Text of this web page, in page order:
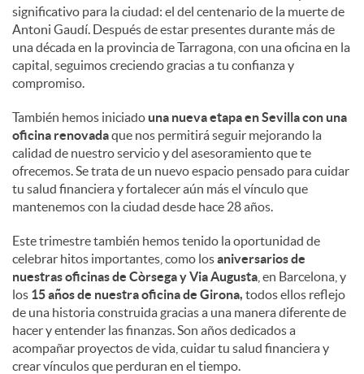
significativo para la ciudad: el del centenario de la muerte de
Antoni Gaudí. Después de estar presentes durante más de
una década en la provincia de Tarragona, con una oficina en la
capital, seguimos creciendo gracias a tu confianza y
compromiso.
También hemos iniciado una nueva etapa en Sevilla con una
oficina renovadaque nos permitirá seguir mejorando la
calidad de nuestro servicio y del asesoramiento que te
ofrecemos. Se trata de un nuevo espacio pensado para cuidar
tu salud financiera y fortalecer aún más el vínculo que
mantenemos con la ciudad desde hace 28 años.
Este trimestre también hemos tenido la oportunidad de
celebrar hitos importantes, como losaniversarios de
nuestras oficinas de Còrsega y Via Augusta , en Barcelona, y
los 15 años de nuestra oficina de Girona, todos ellos reflejo
de una historia construida gracias a una manera diferente de
hacer y entender las finanzas. Son años dedicados a
acompañar proyectos de vida, cuidar tu salud financiera y
crear vínculos que perduran en el tiempo.